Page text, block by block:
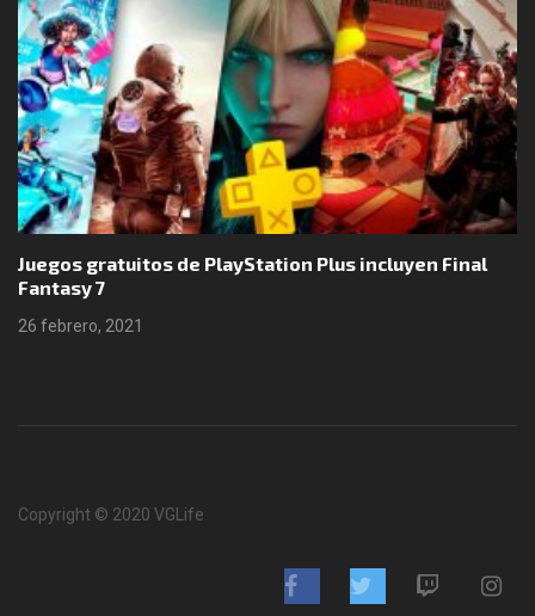
Juegos gratuitos de PlayStation Plus incluyen Final
Fantasy 7
26 febrero, 2021
Copyright © 2020 VGLife